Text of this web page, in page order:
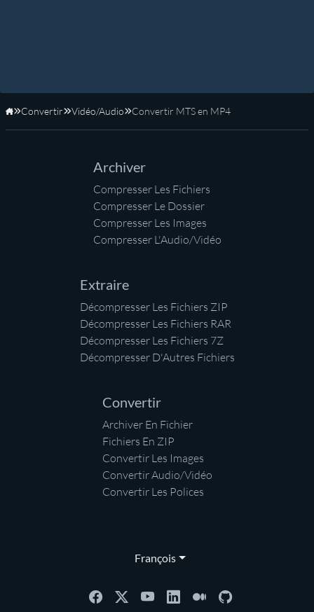
Accueil
Convertir Vidéo/Audio Convertir MTS en MP4
Archiver
Compresser Les Fichiers
Compresser Le Dossier
Compresser Les Images
Compresser L'Audio/Vidéo
Extraire
Décompresser Les Fichiers ZIP
Décompresser Les Fichiers RAR
Décompresser Les Fichiers 7Z
Décompresser D'Autres Fichiers
Convertir
Archiver En Fichier
Fichiers En ZIP
Convertir Les Images
Convertir Audio/Vidéo
Convertir Les Polices
François